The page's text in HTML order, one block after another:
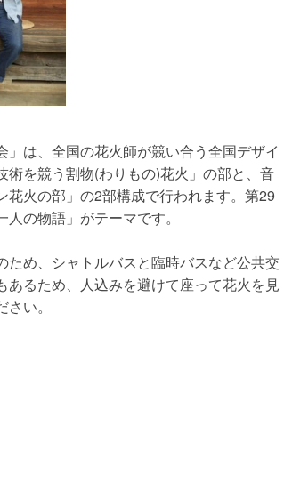
は、全国の花火師が競い合う全国デザイ
を競う割物(わりもの)花火」の部と、音
火の部」の2部構成で行われます。第29
の物語」がテーマです。
め、シャトルバスと臨時バスなど公共交
るため、人込みを避けて座って花火を見
い。